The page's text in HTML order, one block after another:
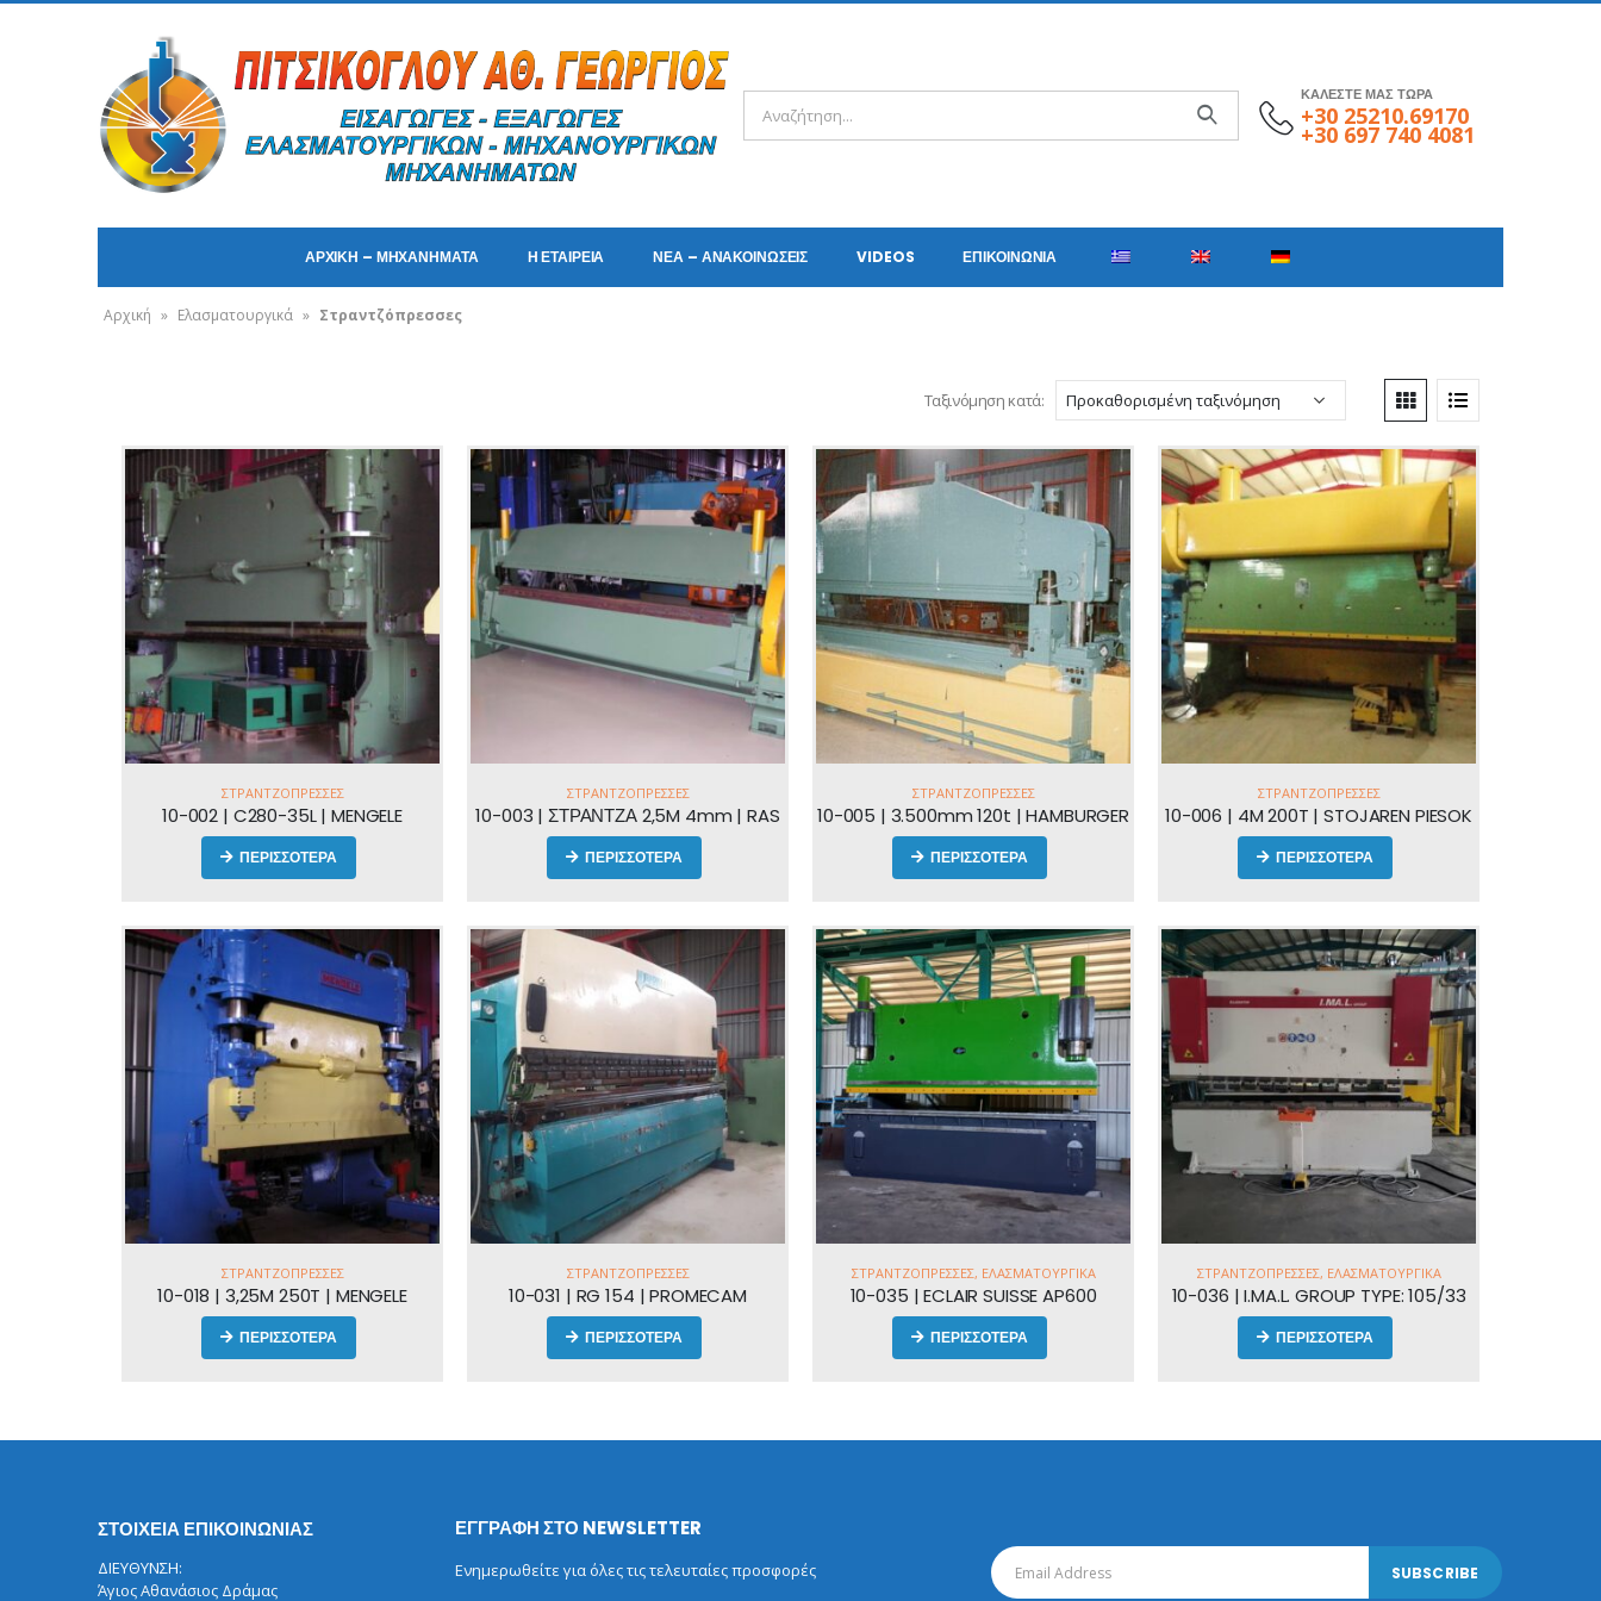
ΚΑΛΕΣΤΕ ΜΑΣ ΤΩΡΑ
+30 25210.69170
+30 697 740 4081
ΑΡΧΙΚΗ – ΜΗΧΑΝΗΜΑΤΑ Η ΕΤΑΙΡΕΊΑ ΝΈΑ – ΑΝΑΚΟΙΝΏΣΕΙΣ VIDEOS ΕΠΙΚΟΙΝΩΝΊΑ
Αρχική » Ελασματουργικά » Στραντζόπρεσσες
Ταξινόμηση κατά:
ΣΤΡΑΝΤΖΌΠΡΕΣΣΕΣ
10-002 | C280-35L | MENGELE
ΠΕΡΙΣΣΟΤΕΡΑ
ΣΤΡΑΝΤΖΌΠΡΕΣΣΕΣ
10-003 | ΣΤΡΑΝΤΖΑ 2,5M 4mm | RAS
ΠΕΡΙΣΣΟΤΕΡΑ
ΣΤΡΑΝΤΖΌΠΡΕΣΣΕΣ
10-005 | 3.500mm 120t | HAMBURGER
ΠΕΡΙΣΣΟΤΕΡΑ
ΣΤΡΑΝΤΖΌΠΡΕΣΣΕΣ
10-006 | 4M 200T | STOJAREN PIESOK
ΠΕΡΙΣΣΟΤΕΡΑ
ΣΤΡΑΝΤΖΌΠΡΕΣΣΕΣ
10-018 | 3,25M 250T | MENGELE
ΠΕΡΙΣΣΟΤΕΡΑ
ΣΤΡΑΝΤΖΌΠΡΕΣΣΕΣ
10-031 | RG 154 | PROMECAM
ΠΕΡΙΣΣΟΤΕΡΑ
ΣΤΡΑΝΤΖΌΠΡΕΣΣΕΣ, ΕΛΑΣΜΑΤΟΥΡΓΙΚΆ
10-035 | ECLAIR SUISSE AP600
ΠΕΡΙΣΣΟΤΕΡΑ
ΣΤΡΑΝΤΖΌΠΡΕΣΣΕΣ, ΕΛΑΣΜΑΤΟΥΡΓΙΚΆ
10-036 | I.MA.L. GROUP TYPE: 105/33
ΠΕΡΙΣΣΟΤΕΡΑ
ΣΤΟΙΧΕΙΑ ΕΠΙΚΟΙΝΩΝΙΑΣ
ΔΙΕΥΘΥΝΣΗ:
Άγιος Αθανάσιος Δράμας
ΕΓΓΡΑΦΗ ΣΤΟ NEWSLETTER
Ενημερωθείτε για όλες τις τελευταίες προσφορές